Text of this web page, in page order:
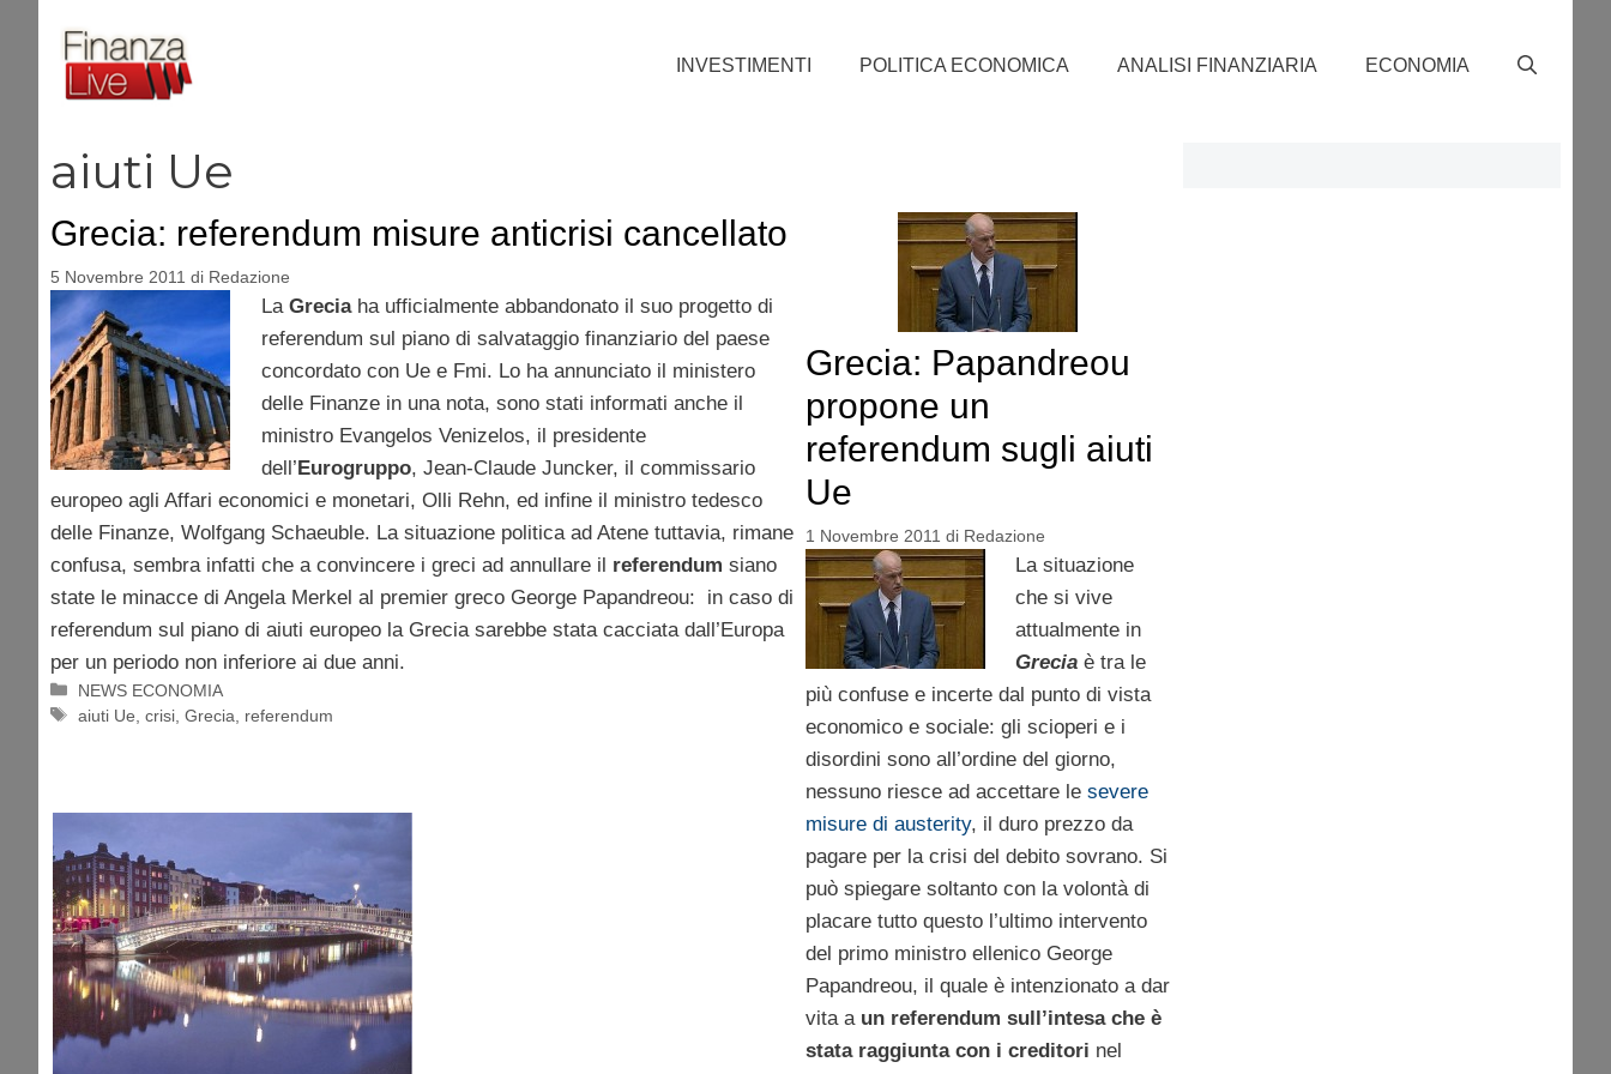
contenuto
INVESTIMENTI POLITICA ECONOMICA ANALISI FINANZIARIA ECONOMIA
aiuti Ue
Grecia: referendum misure anticrisi cancellato
5 Novembre 2011 di Redazione
La Greciaha ufficialmente abbandonato il suo progetto di
referendum sul piano di salvataggio finanziario del paese
concordato con Ue e Fmi. Lo ha annunciato il ministero
delle Finanze in una nota, sono stati informati anche il
ministro Evangelos Venizelos, il presidente
dell’Eurogruppo, Jean-Claude Juncker, il commissario
europeo agli Affari economici e monetari, Olli Rehn, ed infine il ministro tedesco
delle Finanze, Wolfgang Schaeuble. La situazione politica ad Atene tuttavia, rimane
confusa, sembra infatti che a convincere i greci ad annullare il referendum siano
state le minacce di Angela Merkel al premier greco George Papandreou: in caso di
referendum sul piano di aiuti europeo la Grecia sarebbe stata cacciata dall’Europa
per un periodo non inferiore ai due anni.
Categorie
NEWS ECONOMIA
Tag
aiuti Ue ,crisi ,Grecia referendum
Grecia: Papandreou
propone un
referendum sugli aiuti
Ue
1 Novembre 2011 di Redazione
La situazione
che si vive
attualmente in
Grecia è tra le
più confuse e incerte dal punto di vista
economico e sociale: gli scioperi e i
disordini sono all’ordine del giorno,
nessuno riesce ad accettare le severe
misure di austerity, il duro prezzo da
pagare per la crisi del debito sovrano. Si
può spiegare soltanto con la volontà di
placare tutto questo l’ultimo intervento
del primo ministro ellenico George
Papandreou, il quale è intenzionato a dar
vita a un referendum sull’intesa che è
stata raggiunta con i creditori nel